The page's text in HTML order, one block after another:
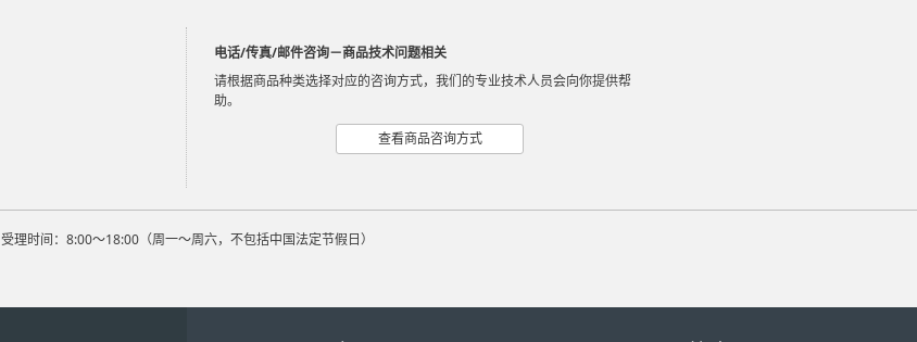
电话/传真/邮件咨询－商品技术问题相关
请根据商品种类选择对应的咨询方式，我们的专业技术人员会向你提供帮
助。
查看商品咨询方式
受理时间：8:00～18:00（周一～周六，不包括中国法定节假日）